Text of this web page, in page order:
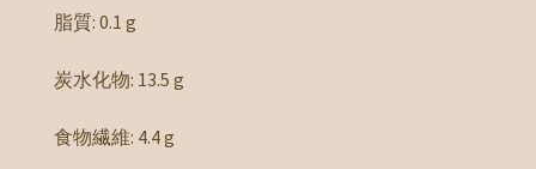
脂質: 0.1 g
炭水化物: 13.5 g
食物繊維: 4.4 g